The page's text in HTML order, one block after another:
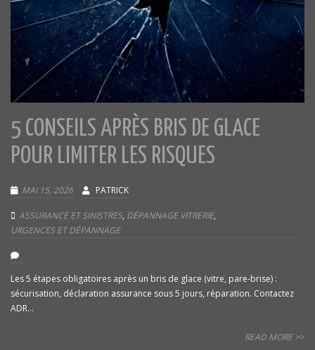
5 CONSEILS APRÈS BRIS DE GLACE
POUR LIMITER LES RISQUES
MAI 15, 2026 PATRICK
ASSURANCE ET SINISTRES, DÉPANNAGE VITRERIE,
URGENCES ET DÉPANNAGE
Les 5 étapes obligatoires après un bris de glace (vitre, pare-brise) :
sécurisation, déclaration assurance sous 5 jours, réparation. Contactez
ADR...
READ MORE >>